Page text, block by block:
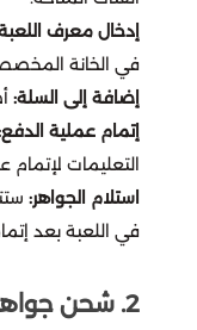
تقسيط يلا لودو
تقسيط قنشن
تقسيط هونكاي
تقسيط وايت اوت
اوفرواتش 2 Overwatch
بليزارد Blizzard
EA play
كملنا
اسواق التميمي
العثيم
ستار باكس
مايسترو
امازون اماراتي
نايس ون
شكرا
النهدي
ماكس max
سنتر بوينت
اكسترا
الحداد
السيف غاليري
قصر الأواني
دبس dibs
سعد الدين
انوش
اني و داني
خدمات
المسافر
فوكس
بيترومين
إدخال معرف
في الخانة
إضافة إلى السلة:
إتمام عملية
التعليمات لإتمام
استلام الجواهر:
في اللعبة بعد
2. شحن جواهر فري فاير عبر التطبيقات